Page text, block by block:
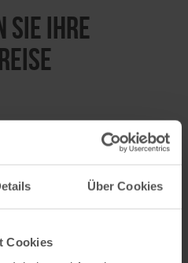
Über Cookies
Cookies
SIE IHRE